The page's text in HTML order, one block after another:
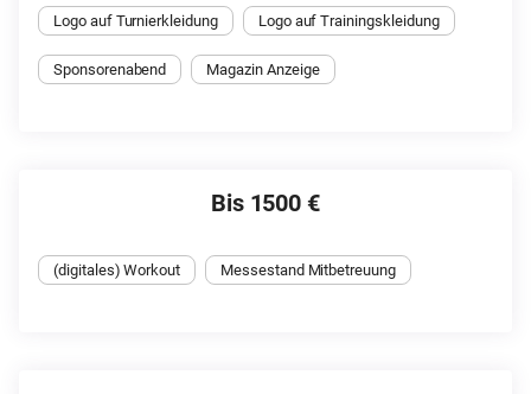
Logo auf Turnierkleidung Logo auf Trainingskleidung
Sponsorenabend Magazin Anzeige
Bis 1500 €
(digitales) Workout Messestand Mitbetreuung